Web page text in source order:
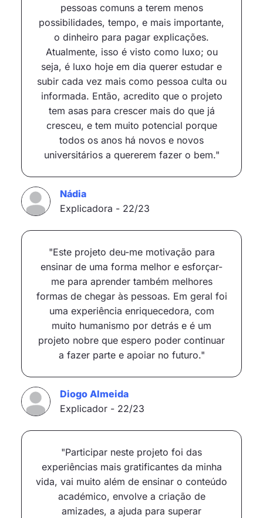
pessoas comuns a terem menos
possibilidades, tempo, e mais importante,
o dinheiro para pagar explicações.
Atualmente, isso é visto como luxo; ou
seja, é luxo hoje em dia querer estudar e
subir cada vez mais como pessoa culta ou
informada. Então, acredito que o projeto
tem asas para crescer mais do que já
cresceu, e tem muito potencial porque
todos os anos há novos e novos
universitários a quererem fazer o bem."
Nádia
Explicadora - 22/23
"Este projeto deu-me motivação para
ensinar de uma forma melhor e esforçar-
me para aprender também melhores
formas de chegar às pessoas. Em geral foi
uma experiência enriquecedora, com
muito humanismo por detrás e é um
projeto nobre que espero poder continuar
a fazer parte e apoiar no futuro."
Diogo Almeida
Explicador - 22/23
"Participar neste projeto foi das
experiências mais gratificantes da minha
vida, vai muito além de ensinar o conteúdo
académico, envolve a criação de
amizades, a ajuda para superar